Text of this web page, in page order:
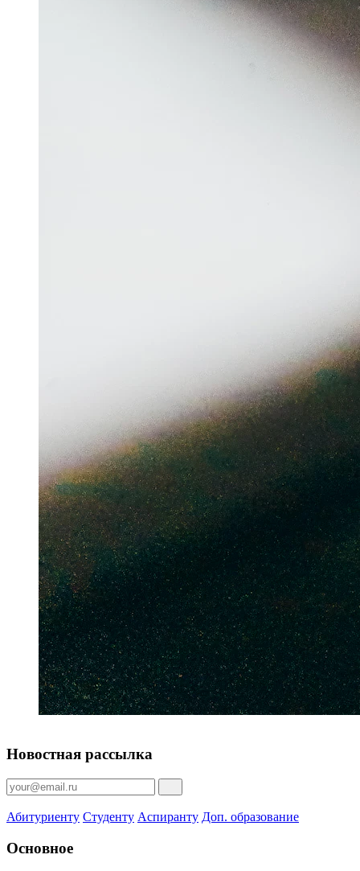
Новостная рассылка
Абитуриенту Студенту Аспиранту Доп. образование
Основное